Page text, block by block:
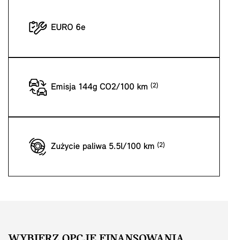
EURO 6e
Emisja 144g CO2/100 km
Zużycie paliwa 5.5l/100 km